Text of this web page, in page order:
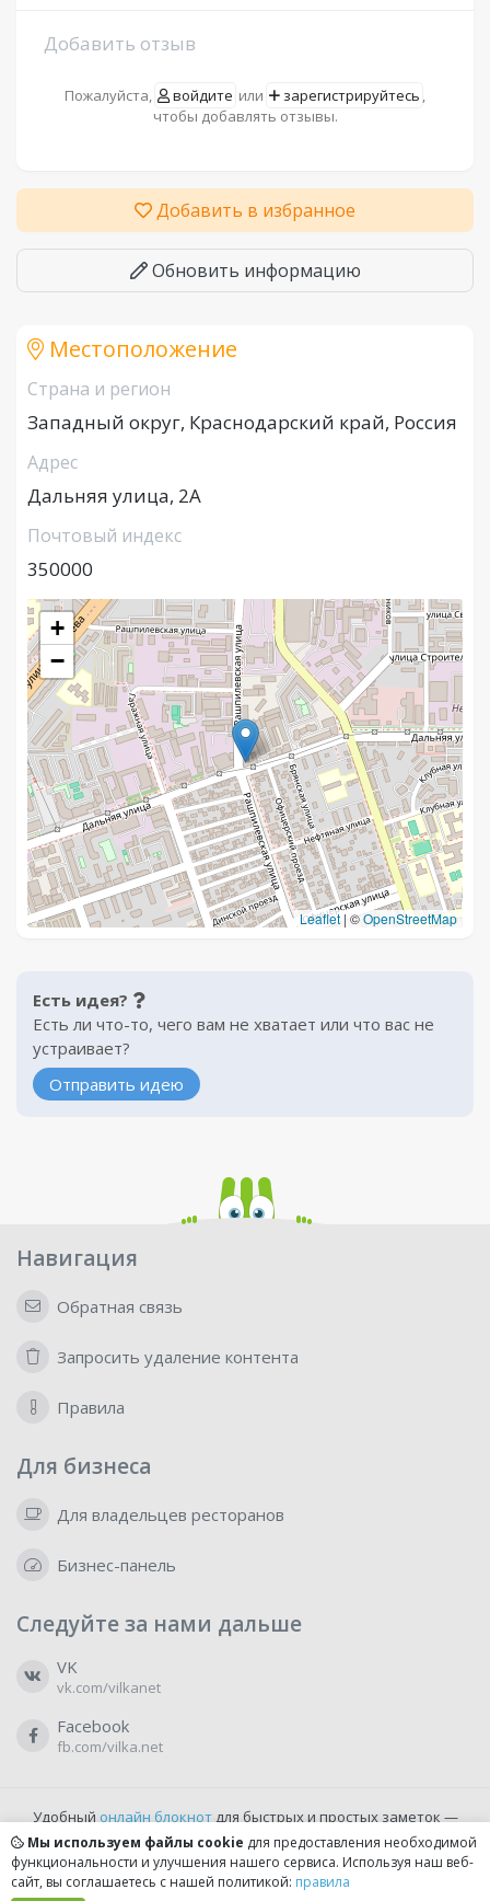
Добавить отзыв
Пожалуйста, войдите или зарегистрируйтесь ,
чтобы добавлять отзывы.
Добавить в избранное
Обновить информацию
Местоположение
Страна и регион
Западный округ, Краснодарский край, Россия
Адрес
Дальняя улица, 2А
Почтовый индекс
350000
+
−
Leaflet | ©OpenStreetMap
Есть идея?
Есть ли что-то, чего вам не хватает или что вас не
устраивает?
Отправить идею
Навигация
Обратная связь
Запросить удаление контента
Правила
Для бизнеса
Для владельцев ресторанов
Бизнес-панель
Следуйте за нами дальше
VK
vk.com/vilkanet
Facebook
fb.com/vilka.net
Удобный онлайн блокнотдля быстрых и простых заметок —
бесплатно и доступно прямо из браузера.
Мы используем файлы cookie для предоставления необходимой
функциональности и улучшения нашего сервиса. Используя наш веб-
сайт, вы соглашаетесь с нашей политикой: правила